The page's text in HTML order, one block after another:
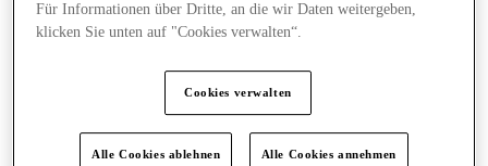
Für Informationen über Dritte, an die wir Daten weitergeben,
klicken Sie unten auf "Cookies verwalten“.
Cookies verwalten
Alle Cookies ablehnen Alle Cookies annehmen